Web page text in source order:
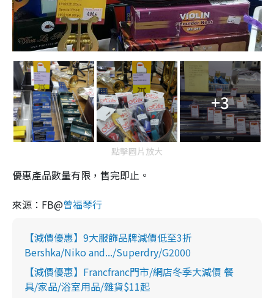
+3
點擊圖片放大
優惠產品數量有限，售完即止。
來源：FB@曾福琴行
【減價優惠】9大服飾品牌減價低至3折
Bershka/Niko and.../Superdry/G2000
【減價優惠】Francfranc門市/網店冬季大減價 餐
具/家品/浴室用品/雜貨$11起